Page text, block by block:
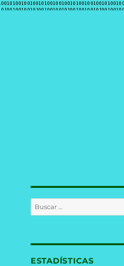
Buscar
por:
ESTADÍSTICAS